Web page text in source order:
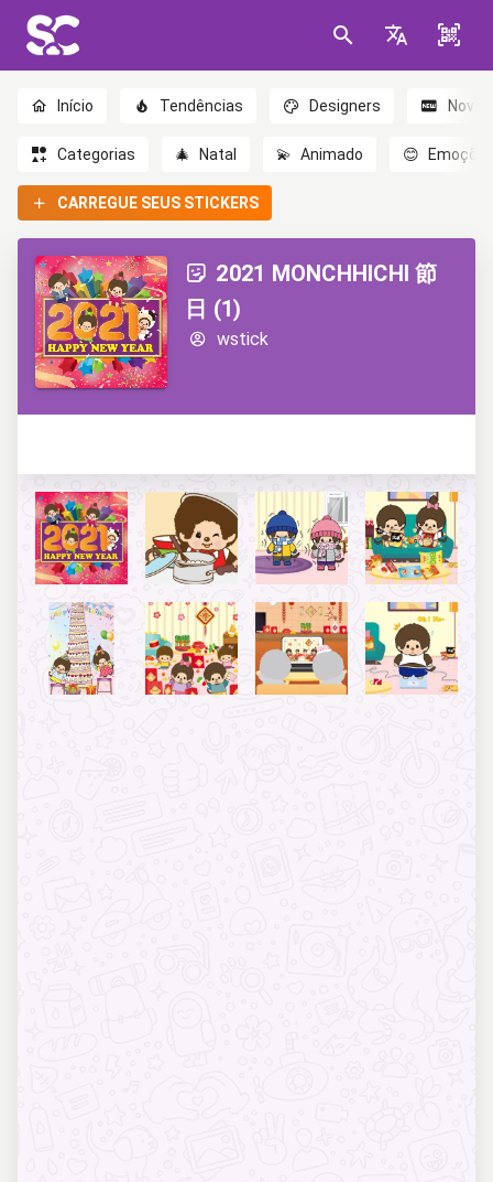
Início Tendências Designers Novo
Categorias 🎄 Natal 💫 Animado 😊
CARREGUE SEUS STICKERS
2021 MONCHHICHI 節
日 (1)
wstick